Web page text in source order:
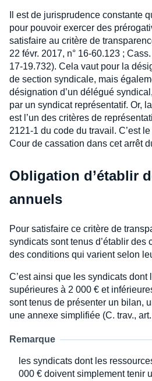
Il est de jurisprudence constante
pour pouvoir exercer des
satisfaire au critère de
22 févr. 2017, n° 16-60.123 ;
17-19.732). Cela vaut pour la
de section syndicale, mais
désignation d’un délégué
par un syndicat représentatif. Or,
est l’un des critères de
2121-1 du code du travail. C’est
Cour de cassation dans cet arrêt
Obligation d’établir
annuels
Pour satisfaire ce critère de
syndicats sont tenus d’établir des
des conditions qui varient selon
C’est ainsi que les syndicats dont
supérieures à 2 000 € et
sont tenus de présenter un bilan,
une annexe simplifiée (C. trav.,
Remarque
les syndicats dont les
000 € doivent simplement tenir